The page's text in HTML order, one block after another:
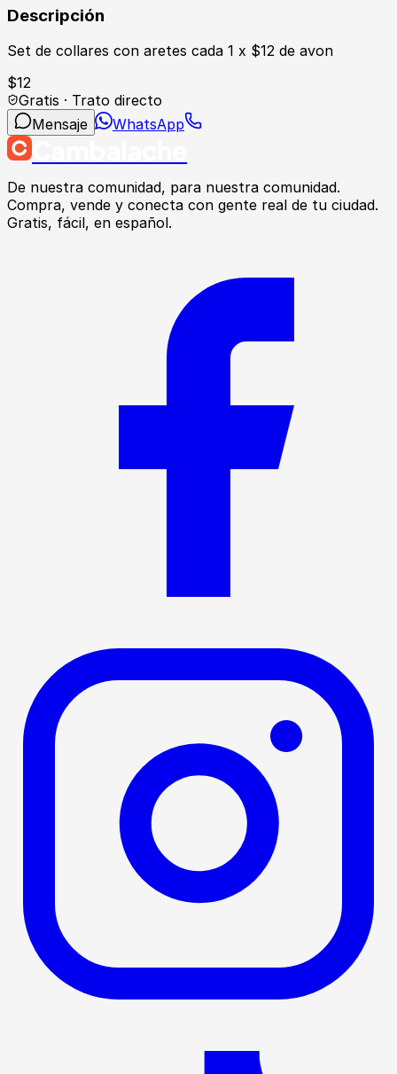
Descripción
Set de collares con aretes cada 1 x $12 de avon
$12
Gratis · Trato directo
Mensaje
WhatsApp
De nuestra comunidad, para nuestra comunidad.
Compra, vende y conecta con gente real de tu ciudad.
Gratis, fácil, en español.